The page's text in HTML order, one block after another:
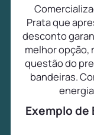
Prata que
desconto
melhor opção,
questão do
bandeiras.
Exemplo de